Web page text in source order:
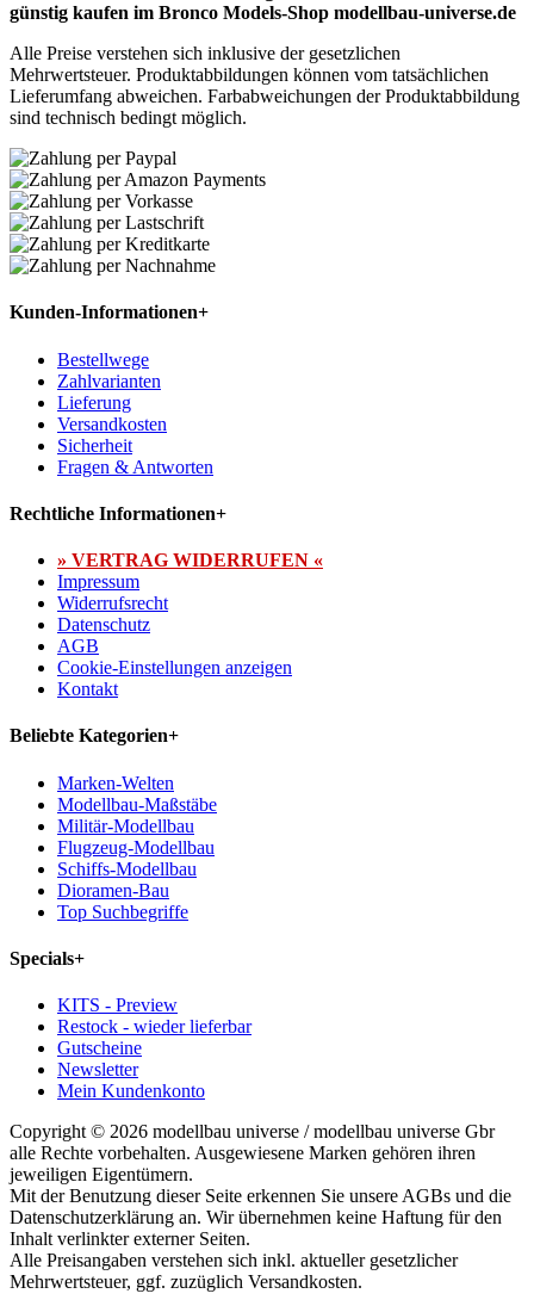
günstig kaufen im Bronco Models-Shop modellbau-universe.de
Alle Preise verstehen sich inklusive der gesetzlichen
Mehrwertsteuer. Produktabbildungen können vom tatsächlichen
Lieferumfang abweichen. Farbabweichungen der Produktabbildung
sind technisch bedingt möglich.
Kunden-Informationen+
Bestellwege
Zahlvarianten
Lieferung
Versandkosten
Sicherheit
Fragen & Antworten
Rechtliche Informationen+
» VERTRAG WIDERRUFEN «
Impressum
Widerrufsrecht
Datenschutz
AGB
Cookie-Einstellungen anzeigen
Kontakt
Beliebte Kategorien+
Marken-Welten
Modellbau-Maßstäbe
Militär-Modellbau
Flugzeug-Modellbau
Schiffs-Modellbau
Dioramen-Bau
Top Suchbegriffe
Specials+
KITS - Preview
Restock - wieder lieferbar
Gutscheine
Newsletter
Mein Kundenkonto
Copyright © 2026 modellbau universe / modellbau universe Gbr
alle Rechte vorbehalten. Ausgewiesene Marken gehören ihren
jeweiligen Eigentümern.
Mit der Benutzung dieser Seite erkennen Sie unsere AGBs und die
Datenschutzerklärung an. Wir übernehmen keine Haftung für den
Inhalt verlinkter externer Seiten.
Alle Preisangaben verstehen sich inkl. aktueller gesetzlicher
Mehrwertsteuer, ggf. zuzüglich Versandkosten.